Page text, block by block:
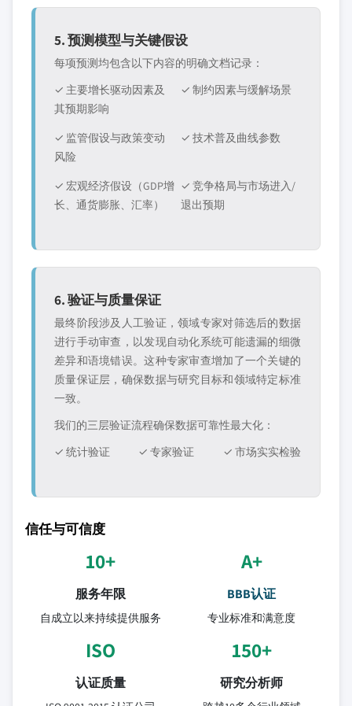
5. 预测模型与关键假设
每项预测均包含以下内容的明确文档记录：
✓ 主要增长驱动因素及
其预期影响
✓ 制约因素与缓解场景
✓ 监管假设与政策变动
风险
✓ 技术普及曲线参数
✓ 宏观经济假设（GDP增
长、通货膨胀、汇率）
✓ 竞争格局与市场进入/
退出预期
6. 验证与质量保证
最终阶段涉及人工验证，领域专家对筛选后的数据
进行手动审查，以发现自动化系统可能遗漏的细微
差异和语境错误。这种专家审查增加了一个关键的
质量保证层，确保数据与研究目标和领域特定标准
一致。
我们的三层验证流程确保数据可靠性最大化：
✓ 统计验证
✓ 专家验证 ✓ 市场实实检验
信任与可信度
10+
服务年限
自成立以来持续提供服务
A+
BBB认证
专业标准和满意度
ISO
认证质量
150+
研究分析师